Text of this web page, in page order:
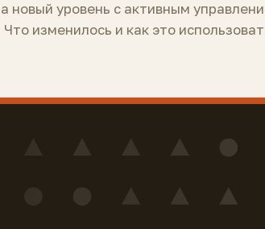
новый уровень с активным
изменилось и как это